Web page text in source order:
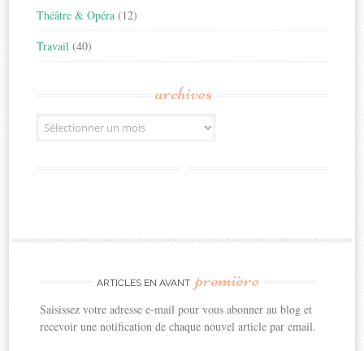
Théâtre & Opéra (12)
Travail (40)
archives
Archives
ARTICLES EN AVANT première
Saisissez votre adresse e-mail pour vous abonner au blog et
recevoir une notification de chaque nouvel article par email.